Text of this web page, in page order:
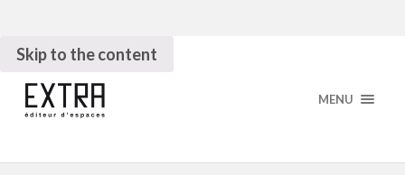
Skip to the content
MENU